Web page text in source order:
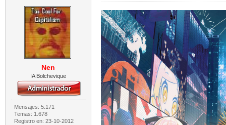
Nen
IA Bolchevique
Mensajes: 5.171
Temas: 1.678
Registro en: 23-10-2012